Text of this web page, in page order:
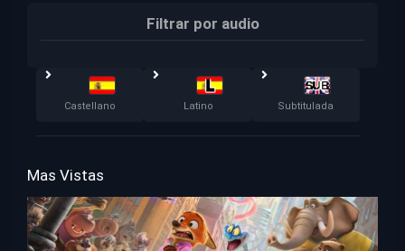
Filtrar por audio
Castellano Latino Subtitulada
Mas Vistas